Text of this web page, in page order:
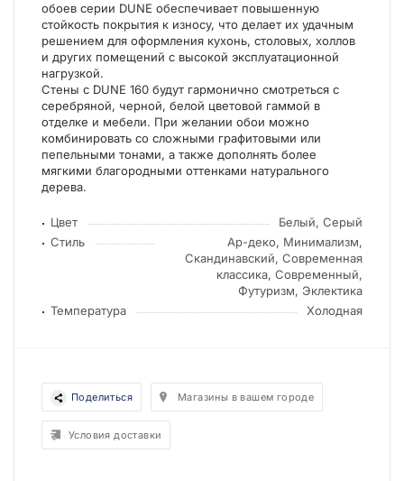
обоев серии DUNE обеспечивает повышенную
стойкость покрытия к износу, что делает их удачным
решением для оформления кухонь, столовых, холлов
и других помещений с высокой эксплуатационной
нагрузкой.
Стены с DUNE 160 будут гармонично смотреться с
серебряной, черной, белой цветовой гаммой в
отделке и мебели. При желании обои можно
комбинировать со сложными графитовыми или
пепельными тонами, а также дополнять более
мягкими благородными оттенками натурального
дерева.
Цвет
Белый, Серый
Стиль
Ар-деко, Минимализм,
Скандинавский, Современная
классика, Современный,
Футуризм, Эклектика
Температура
Холодная
Поделиться Магазины в вашем городе
Условия доставки